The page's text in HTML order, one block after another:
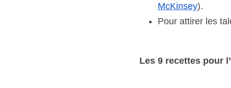
McKinsey).
Pour attirer les
Les 9 recettes pour